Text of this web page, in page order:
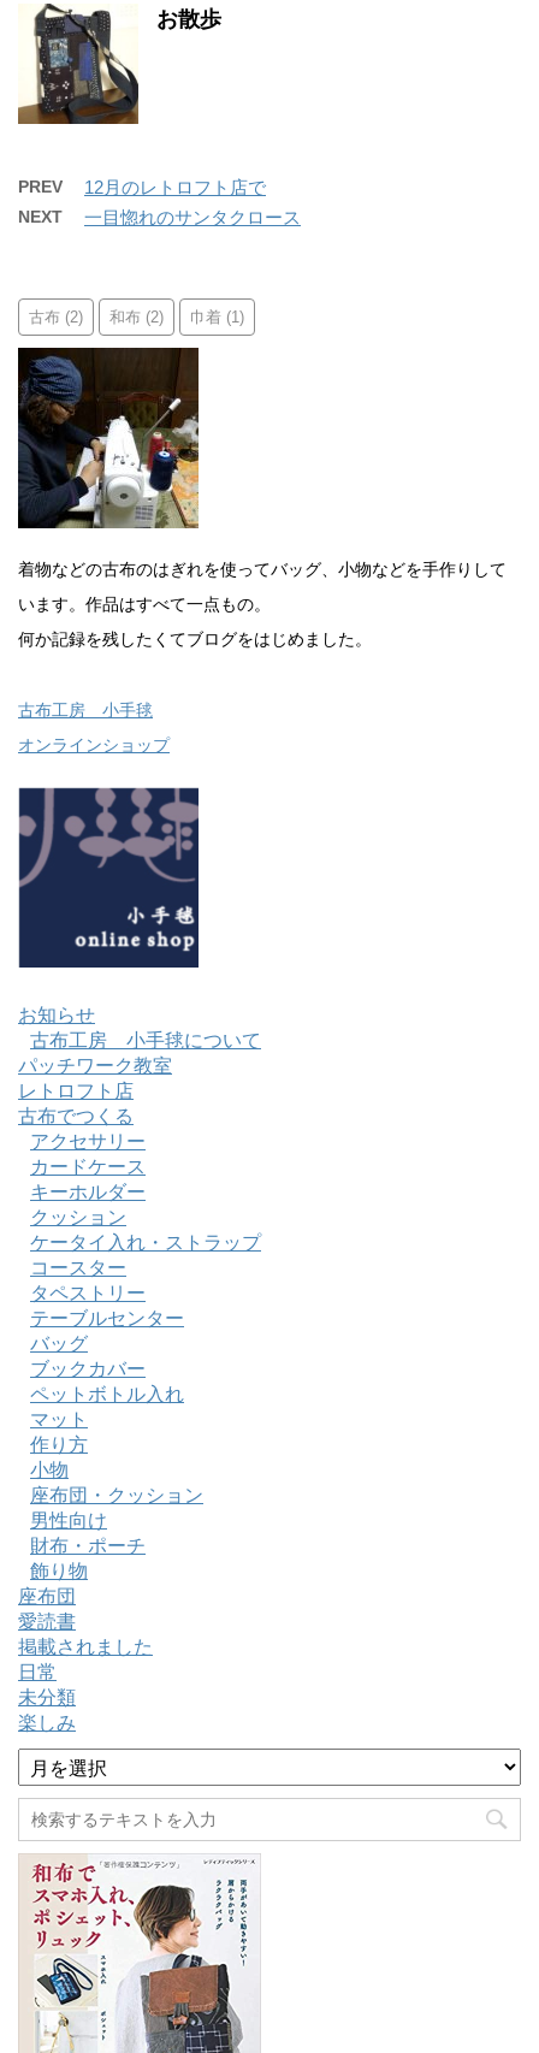
お散歩
PREV 12月のレトロフト店で
NEXT 一目惚れのサンタクロース
古布 (2) 和布 (2) 巾着 (1)
着物などの古布のはぎれを使ってバッグ、小物などを手作りして
います。作品はすべて一点もの。
何か記録を残したくてブログをはじめました。
古布工房 小手毬
オンラインショップ
お知らせ
古布工房 小手毬について
パッチワーク教室
レトロフト店
古布でつくる
アクセサリー
カードケース
キーホルダー
クッション
ケータイ入れ・ストラップ
コースター
タペストリー
テーブルセンター
バッグ
ブックカバー
ペットボトル入れ
マット
作り方
小物
座布団・クッション
男性向け
財布・ポーチ
飾り物
座布団
愛読書
掲載されました
日常
未分類
楽しみ
ア
ー
カ
イ
ブ